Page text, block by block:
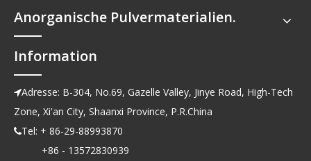
Anorganische Pulvermaterialien.
Information
Adresse: B-304, No.69, Gazelle Valley, Jinye Road, High-Tech
Zone, Xi'an City, Shaanxi Province, P.R.China
Tel: + 86-29-88993870
+86 - 13572830939